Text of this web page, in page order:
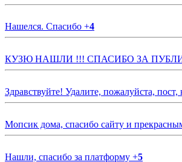
Нашелся. Спасибо +4
КУЗЮ НАШЛИ !!! СПАСИБО ЗА
Здравствуйте! Удалите, пожалуйста,
Мопсик дома, спасибо сайту и
Нашли, спасибо за платформу +5